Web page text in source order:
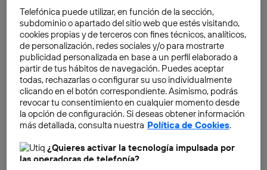
unestilo de vidamás saludable.
Telefónica puede utilizar, en función de la sección,
subdominio o apartado del sitio web que estés visitando,
cookies propias y de terceros con fines técnicos, analíticos,
de personalización, redes sociales y/o para mostrarte
publicidad personalizada en base a un perfil elaborado a
partir de tus hábitos de navegación. Puedes aceptar
todas, rechazarlas o configurar su uso individualmente
clicando en el botón correspondiente. Asimismo, podrás
revocar tu consentimiento en cualquier momento desde
la opción de configuración. Si deseas obtener información
más detallada, consulta nuestra Política de Cookies.
¿Quieres activar la tecnología impulsada por
las operadoras de telefonía?